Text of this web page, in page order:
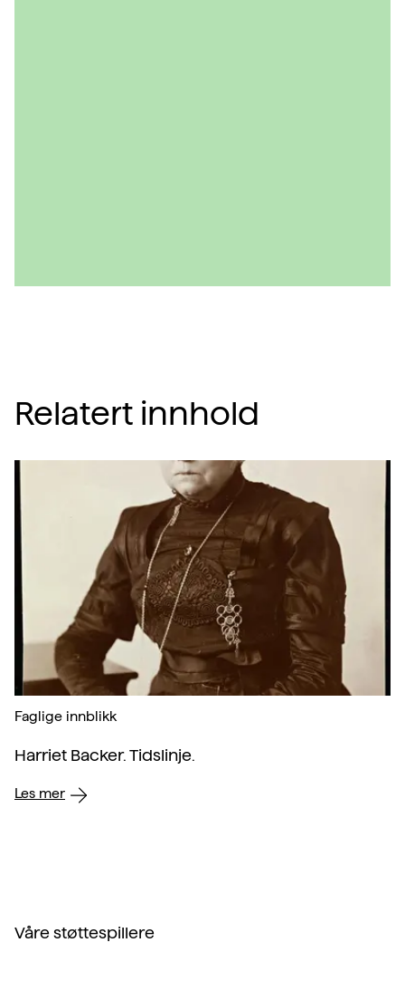
Relatert innhold
Faglige innblikk
Harriet Backer. Tidslinje.
Les mer
Våre støttespillere